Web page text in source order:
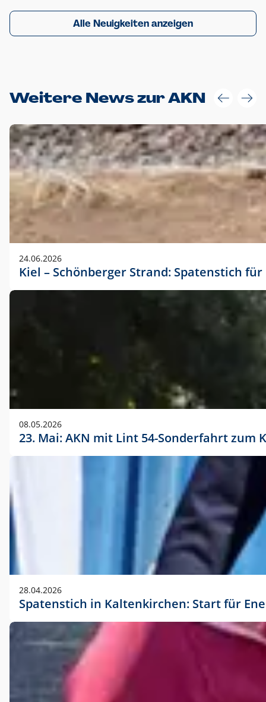
Alle Neuigkeiten anzeigen
Weitere News zur AKN
24.06.2026
Kiel – Schönberger Strand: Spatenstich
08.05.2026
23. Mai: AKN mit Lint 54-Sonderfahrt
28.04.2026
Spatenstich in Kaltenkirchen: Start für